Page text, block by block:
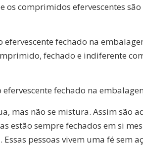
os comprimidos efervescentes
fechado na
fechado e indiferente
fechado na
mas não se mistura. Assim são
estão sempre fechados em si
pessoas vivem uma fé sem